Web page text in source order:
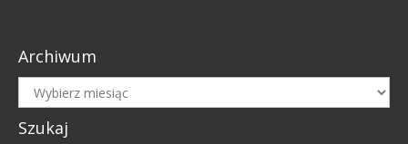
Archiwum
Archiwum
Szukaj